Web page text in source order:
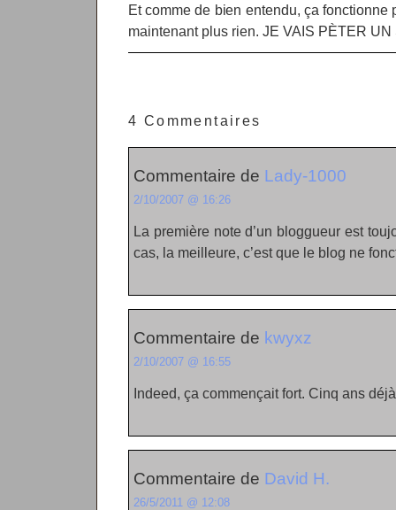
Et comme de bien entendu, ça fonctionne
maintenant plus rien. JE VAIS PÈTER
4 Commentaires
Commentaire de Lady-1000
2/10/2007 @ 16:26
La première note d’un bloggueur est
cas, la meilleure, c’est que le blog ne
Commentaire de kwyxz
2/10/2007 @ 16:55
Indeed, ça commençait fort. Cinq ans
Commentaire de David H.
26/5/2011 @ 12:08